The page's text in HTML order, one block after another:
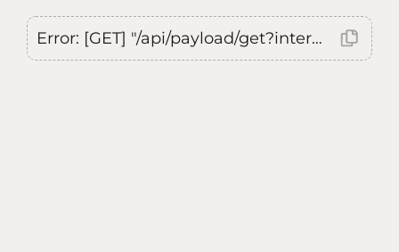
Error: [GET] "/api/payload/get?internal=true&currentLocale=ru": <no response> Failed to fetch